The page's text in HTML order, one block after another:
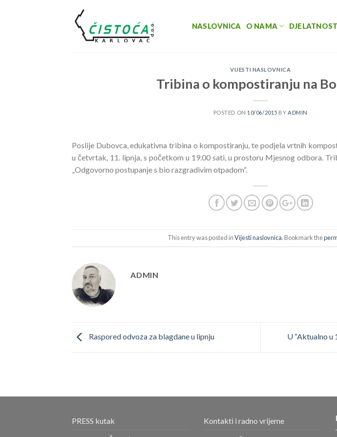
NASLOVNICA O NAMA
VIJESTI NASLOVNICA
Tribina o kompostiranju na
POSTED ON 10/06/2015 BY ADMIN
Poslije Dubovca, edukativna tribina o kompostiranju, te podjela vrtnih
u četvrtak, 11. lipnja, s početkom u 19.00 sati, u prostoru Mjesnog odbora.
„Odgovorno postupanje s bio razgradivim otpadom“.
This entry was posted inVijesti naslovnica. Bookmark the
ADMIN
Raspored odvoza za blagdane u lipnju U “Aktualno u
PRESS kutak
Kontakti i radno vrijeme